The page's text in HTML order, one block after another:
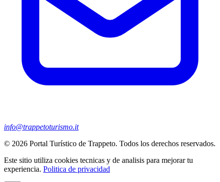
info@trappetoturismo.it
© 2026 Portal Turístico de Trappeto. Todos los derechos reservados.
Este sitio utiliza cookies tecnicas y de analisis para mejorar tu
experiencia. Politica de privacidad